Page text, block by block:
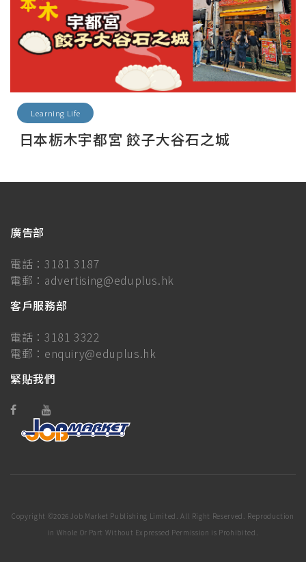
Learning Life
日本栃木宇都宮 餃子大谷石之城
廣告部
電話： 3181 3187
電郵： advertising@eduplus.hk
客戶服務部
電話： 3181 3322
電郵： enquiry@eduplus.hk
緊貼我們
Copyright ©2026 Job Market Publishing Limited. All Right Reserved. Reproduction
in Whole Or Part Without Expressed Permission is Prohibited.